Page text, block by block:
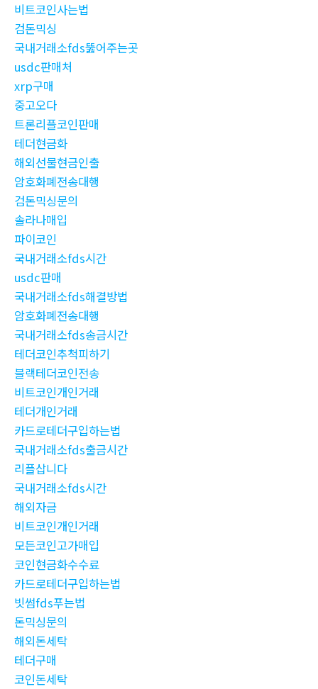
비트코인사는법
검돈믹싱
국내거래소fds뚫어주는곳
usdc판매처
xrp구매
중고오다
트론리플코인판매
테더현금화
해외선물현금인출
암호화폐전송대행
검돈믹싱문의
솔라나매입
파이코인
국내거래소fds시간
usdc판매
국내거래소fds해결방법
암호화폐전송대행
국내거래소fds송금시간
테더코인추척피하기
블랙테더코인전송
비트코인개인거래
테더개인거래
카드로테더구입하는법
국내거래소fds출금시간
리플삽니다
국내거래소fds시간
해외자금
비트코인개인거래
모든코인고가매입
코인현금화수수료
카드로테더구입하는법
빗썸fds푸는법
돈믹싱문의
해외돈세탁
테더구매
코인돈세탁